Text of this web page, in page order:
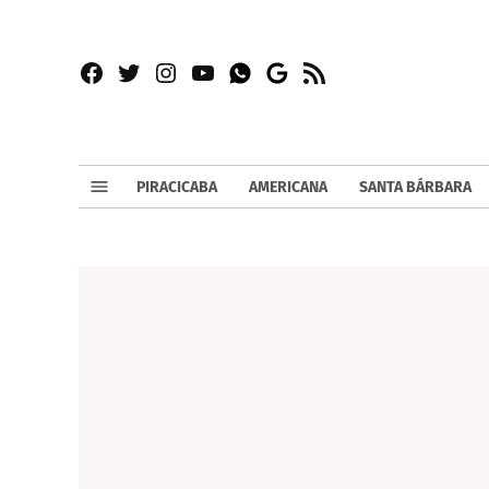
Facebook
TwitterInstagram
YouTubeWhatsapp
Google
RSS
PIRACICABA AMERICANA SANTA BÁRBARA